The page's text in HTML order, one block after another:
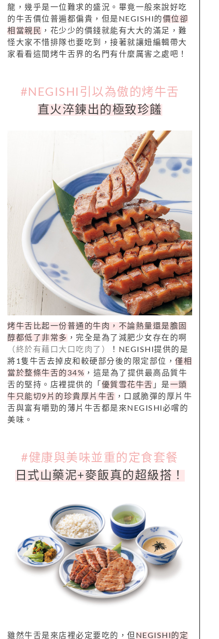
龍，幾乎是一位難求的盛況。畢竟一般來說好吃
的牛舌價位普遍都偏貴，但是NEGISHI的價位卻
相當親民 ，花少少的價錢就能有大大的滿足，難
怪大家不惜排隊也要吃到，接著就讓妞編輯帶大
家看看這間烤牛舌界的名門有什麼厲害之處吧！
#NEGISHI引以為傲的烤牛舌
直火淬鍊出的極致珍饈
烤牛舌比起一份普通的牛肉，不論熱量還是膽固
醇都低了非常多 ，完全是為了減肥少女存在的啊
（終於有藉口大口吃肉了）
！NEGISHI提供的是
將1隻牛舌去掉皮和較硬部分後的限定部位， 僅相
當於整條牛舌的34% ，這是為了提供最高品質牛
舌的堅持。店裡提供的「 優質雪花牛舌 」是一頭
牛只能切9片的珍貴厚片牛舌 ，口感脆彈的厚片牛
舌與富有嚼勁的薄片牛舌都是來NEGISHI必嚐的
美味。
#健康與美味並重的定食套餐
日式山藥泥+麥飯真的超級搭！
雖然牛舌是來店裡必定要吃的，但 NEGISHI的定